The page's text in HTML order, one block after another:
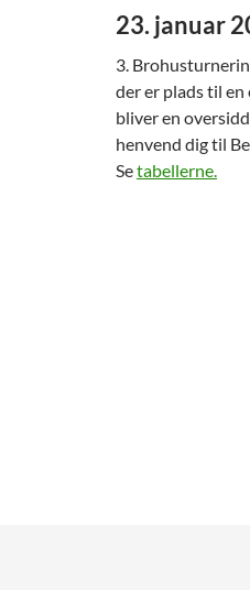
23. januar
3.
der er plads til
bliver en
henvend dig til
Setabellerne.